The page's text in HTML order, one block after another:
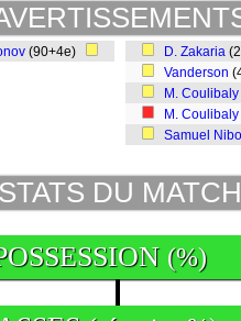
(90+4e) D. Zakaria
Vanderson
M. Coulibaly
M. Coulibaly
Samuel
STATS DU MATCH
(%)